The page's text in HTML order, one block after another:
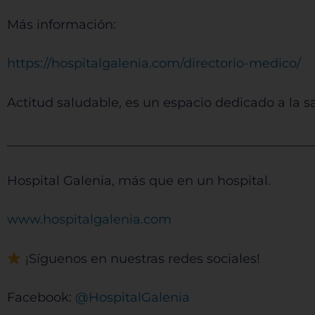
Más información:
⁠⁠⁠⁠⁠⁠⁠⁠⁠⁠⁠⁠⁠⁠⁠⁠⁠⁠⁠⁠⁠⁠⁠⁠⁠⁠⁠⁠⁠⁠⁠⁠⁠⁠⁠⁠⁠⁠⁠⁠⁠⁠⁠⁠⁠⁠⁠⁠⁠⁠https://hospitalgalenia.com/directorio-medico/⁠⁠⁠⁠⁠⁠⁠⁠⁠⁠⁠⁠⁠⁠⁠⁠⁠⁠⁠⁠⁠⁠⁠⁠⁠⁠⁠⁠⁠⁠⁠⁠⁠⁠⁠⁠⁠⁠⁠⁠⁠⁠⁠⁠⁠⁠⁠⁠⁠⁠
Actitud saludable, es un espacio dedicado a la
Hospital Galenia, más que en un hospital.
⁠⁠⁠⁠⁠⁠⁠⁠⁠⁠⁠⁠⁠⁠⁠⁠⁠⁠⁠⁠⁠⁠⁠⁠⁠⁠⁠⁠⁠⁠⁠⁠⁠⁠⁠⁠⁠⁠⁠⁠⁠⁠⁠⁠⁠⁠⁠⁠⁠⁠www.hospitalgalenia.com⁠⁠⁠⁠⁠⁠⁠⁠⁠⁠⁠⁠⁠⁠⁠⁠⁠⁠⁠⁠⁠⁠⁠⁠⁠⁠⁠⁠⁠⁠⁠⁠⁠⁠⁠⁠⁠⁠⁠⁠⁠⁠⁠⁠⁠⁠⁠⁠⁠⁠
¡Síguenos en nuestras redes sociales!
Facebook: ⁠⁠⁠⁠⁠⁠⁠⁠⁠⁠⁠⁠⁠⁠⁠⁠⁠⁠⁠⁠⁠⁠⁠⁠⁠⁠⁠⁠⁠⁠⁠⁠⁠⁠⁠⁠⁠⁠⁠⁠⁠⁠⁠⁠⁠⁠⁠⁠⁠⁠ @HospitalGalenia⁠⁠⁠⁠⁠⁠⁠⁠⁠⁠⁠⁠⁠⁠⁠⁠⁠⁠⁠⁠⁠⁠⁠⁠⁠⁠⁠⁠⁠⁠⁠⁠⁠⁠⁠⁠⁠⁠⁠⁠⁠⁠⁠⁠⁠⁠⁠⁠⁠⁠